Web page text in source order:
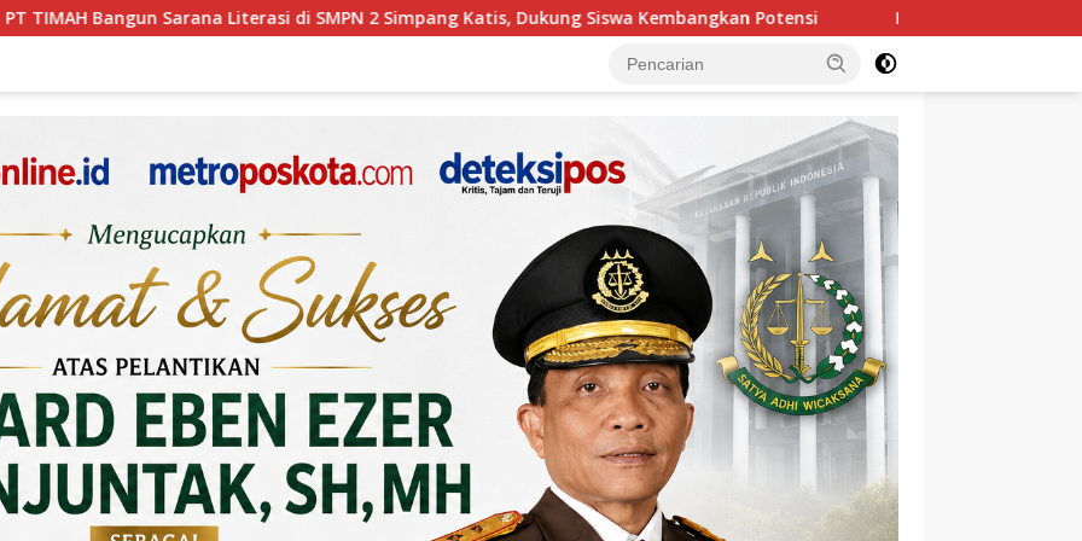
di SMPN 2 Simpang Katis, Dukung Siswa Kembangkan Potensi PT TIMAH Bantu Biaya Pengobatan Balita Asal